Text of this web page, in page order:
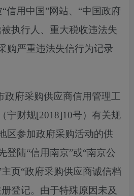
信用中国”网站、 “中国政府
执行人、 重大税收违法失
购严重违法失信行为记录
政府采购供应商信用管理工
宁财规[2018]10号）有关规
区参加政府采购活动的供
登陆“信用南京”或“南京公
页“政府采购供应商诚信档
登记。由于特殊原因未及